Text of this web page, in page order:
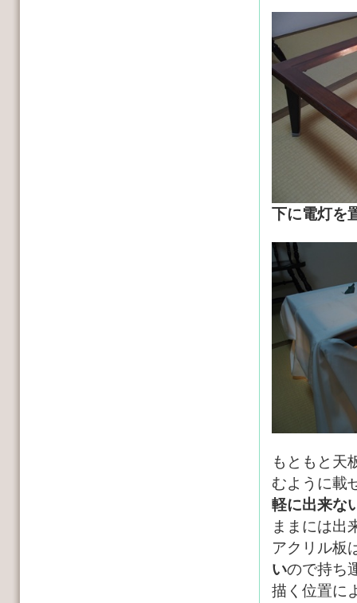
下に電灯を
もともと天
むように載
軽に出来な
ままには出
アクリル板
いので持ち
描く位置に